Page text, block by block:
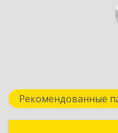
Рекомендованные